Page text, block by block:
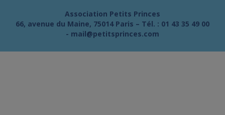
Association Petits Princes
66, avenue du Maine, 75014 Paris – Tél. : 01 43 35 49 00
- mail@petitsprinces.com